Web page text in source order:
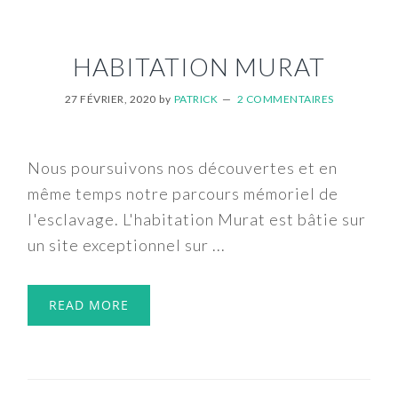
HABITATION MURAT
27 FÉVRIER, 2020 by PATRICK 2 COMMENTAIRES
Nous poursuivons nos découvertes et en
même temps notre parcours mémoriel de
l'esclavage. L'habitation Murat est bâtie sur
un site exceptionnel sur ...
READ MORE